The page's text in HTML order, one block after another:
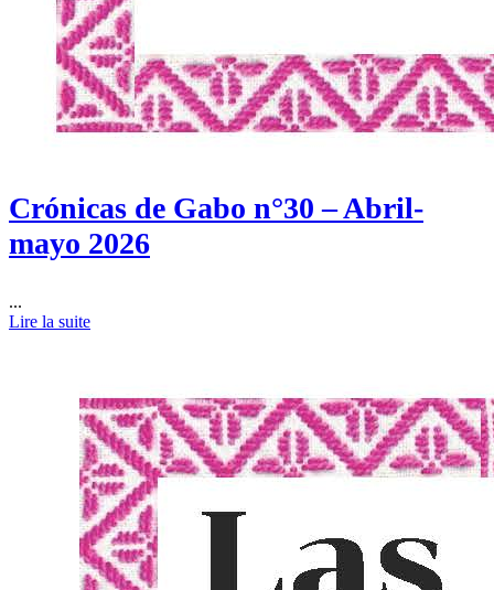
Crónicas de Gabo n°30 – Abril-
mayo 2026
...
Lire la suite